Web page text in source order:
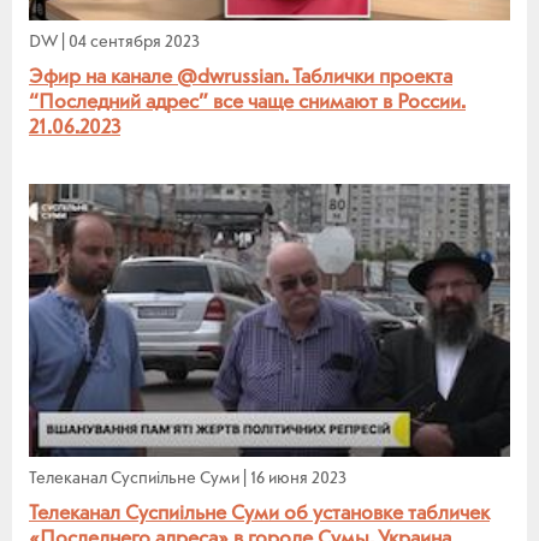
DW 04 сентября 2023
Эфир на канале @dwrussian. Таблички проекта
“Последний адрес” все чаще снимают в России.
21.06.2023
Телеканал Суспиiльне Суми 16 июня 2023
Телеканал Суспиiльне Суми об установке табличек